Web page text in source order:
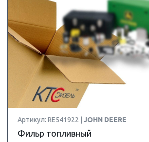
Артикул: RE541922 | JOHN DEERE
Фильр топливный